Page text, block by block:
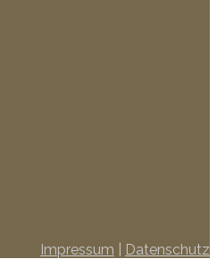
Impressum
Datenschutz